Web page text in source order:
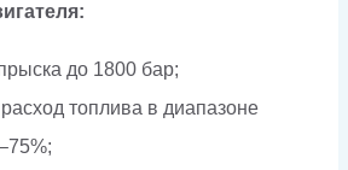
до 1800 бар;
топлива в диапазоне